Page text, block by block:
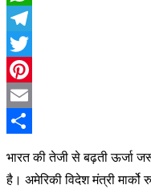
WhatsApp
Telegram
Twitter
Pinterest
Email
भारत की तेजी से बढ़ती ऊर्जा
है। अमेरिकी विदेश मंत्री मार्को